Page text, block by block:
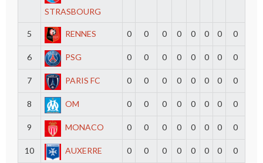
STRASBOURG
5 RENNES 0 0 0 0 0 0 0 0
6 PSG 0 0 0 0 0 0 0 0
7 PARIS FC 0 0 0 0 0 0 0 0
8 OM 0 0 0 0 0 0 0 0
9 MONACO 0 0 0 0 0 0 0 0
10 AUXERRE 0 0 0 0 0 0 0 0